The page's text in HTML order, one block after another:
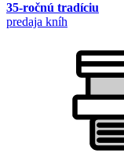
35-ročnú tradíciu
predaja kníh